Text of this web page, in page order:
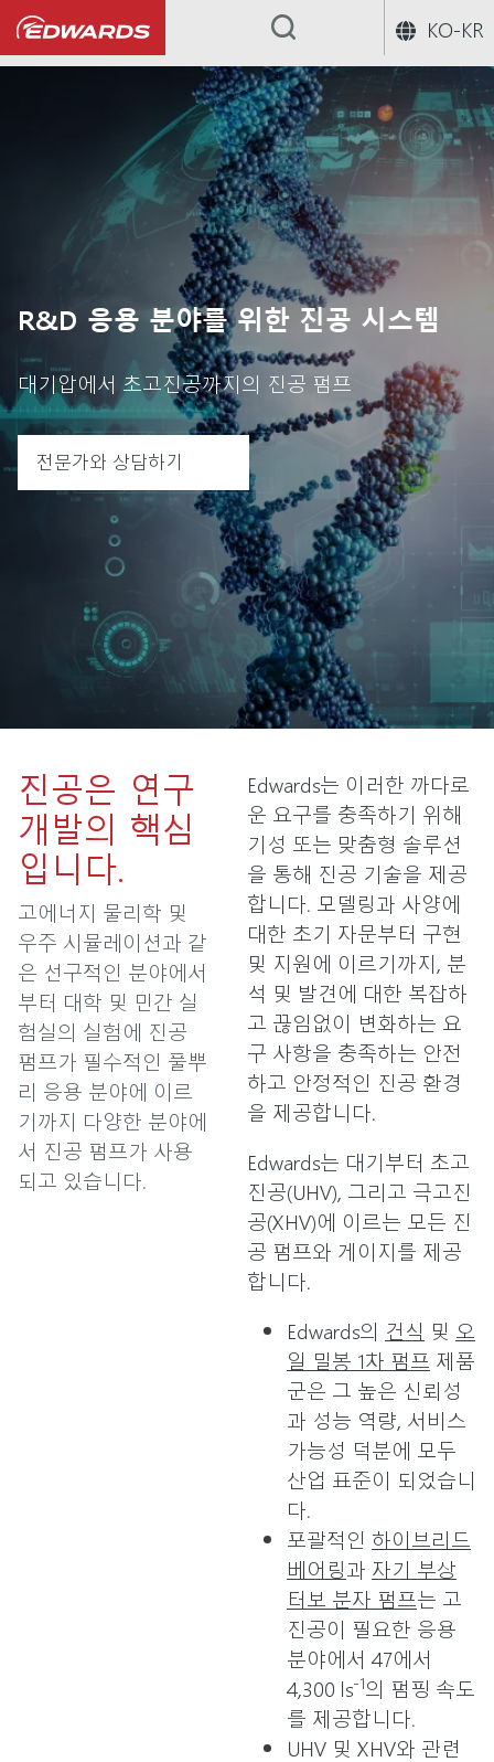
KO-KR
...
R&D 응용 분야를 위한 진공 시스템
대기압에서 초고진공까지의 진공 펌프
전문가와 상담하기
진공은 연구
개발의 핵심
입니다.
고에너지 물리학 및
우주 시뮬레이션과 같
은 선구적인 분야에서
부터 대학 및 민간 실
험실의 실험에 진공
펌프가 필수적인 풀뿌
리 응용 분야에 이르
기까지 다양한 분야에
서 진공 펌프가 사용
되고 있습니다.
Edwards는 이러한 까다로
운 요구를 충족하기 위해
기성 또는 맞춤형 솔루션
을 통해 진공 기술을 제공
합니다. 모델링과 사양에
대한 초기 자문부터 구현
및 지원에 이르기까지, 분
석 및 발견에 대한 복잡하
고 끊임없이 변화하는 요
구 사항을 충족하는 안전
하고 안정적인 진공 환경
을 제공합니다.
Edwards는 대기부터 초고
진공(UHV), 그리고 극고진
공(XHV)에 이르는 모든 진
공 펌프와 게이지를 제공
합니다.
Edwards의 건식 및 오
일 밀봉 1차 펌프 제품
군은 그 높은 신뢰성
과 성능 역량, 서비스
가능성 덕분에 모두
산업 표준이 되었습니
다.
포괄적인 하이브리드
베어링과 자기 부상
터보 분자 펌프는 고
진공이 필요한 응용
분야에서 47에서
4,300 ls-1의 펌핑 속도
를 제공합니다.
UHV 및 XHV와 관련